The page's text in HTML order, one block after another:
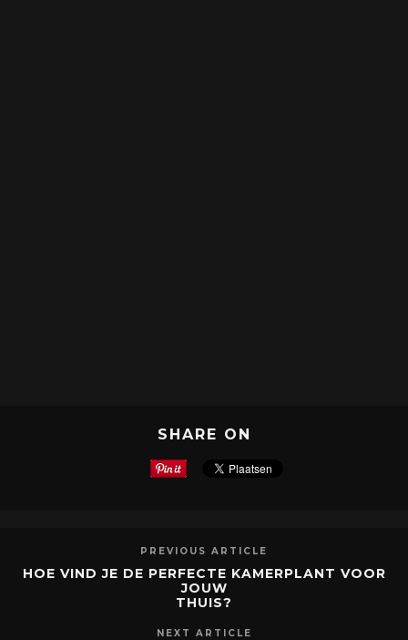
SHARE ON
PREVIOUS ARTICLE
HOE VIND JE DE PERFECTE KAMERPLANT VOOR
JOUW
THUIS?
NEXT ARTICLE